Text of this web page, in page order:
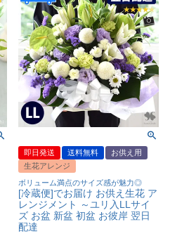
即日発送 送料無料
お供え用
生花アレンジ
ボリューム満点のサイズ感が魅力◎
[冷蔵便]でお届け お供え生花 ア
レンジメント ～ユリ入LLサイ
ズ お盆 新盆 初盆 お彼岸 翌日
配達